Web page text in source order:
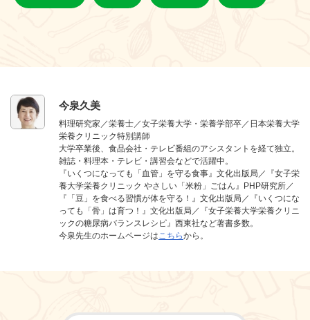
今泉久美
料理研究家／栄養士／女子栄養大学・栄養学部卒／日本栄養大学
栄養クリニック特別講師
大学卒業後、食品会社・テレビ番組のアシスタントを経て独立。
雑誌・料理本・テレビ・講習会などで活躍中。
『いくつになっても「血管」を守る食事』文化出版局／『女子栄
養大学栄養クリニック やさしい「米粉」ごはん』PHP研究所／
『「豆」を食べる習慣が体を守る！』文化出版局／『いくつにな
っても「骨」は育つ！』文化出版局／『女子栄養大学栄養クリニ
ックの糖尿病バランスレシピ』西東社など著書多数。
今泉先生のホームページはこちらから。